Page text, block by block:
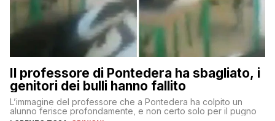
Il professore di Pontedera ha sbagliato, i
genitori dei bulli hanno fallito
L’immagine del professore che a Pontedera ha colpito un
alunno ferisce profondamente, e non certo solo per il pugno